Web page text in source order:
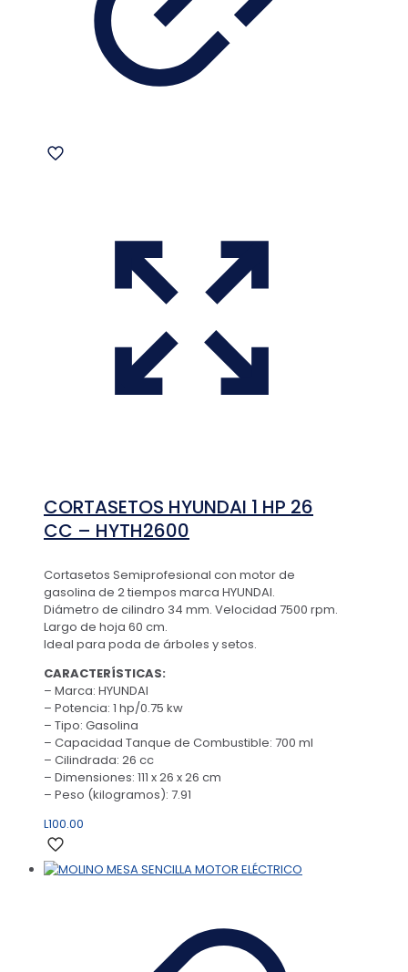
CORTASETOS HYUNDAI 1 HP 26
CC – HYTH2600
Cortasetos Semiprofesional con motor de
gasolina de 2 tiempos marca HYUNDAI.
Diámetro de cilindro 34 mm. Velocidad 7500 rpm.
Largo de hoja 60 cm.
Ideal para poda de árboles y setos.
CARACTERÍSTICAS:
– Marca: HYUNDAI
– Potencia: 1 hp/0.75 kw
– Tipo: Gasolina
– Capacidad Tanque de Combustible: 700 ml
– Cilindrada: 26 cc
– Dimensiones: 111 x 26 x 26 cm
– Peso (kilogramos): 7.91
L100.00